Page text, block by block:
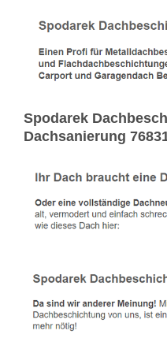
Spodarek
Dachsanierung